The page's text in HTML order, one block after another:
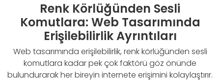
Renk Körlüğünden Sesli
Komutlara: Web Tasarımında
Erişilebilirlik Ayrıntıları
Web tasarımında erişilebilirlik, renk körlüğünden sesli
komutlara kadar pek çok faktörü göz önünde
bulundurarak her bireyin internete erişimini kolaylaştırır.